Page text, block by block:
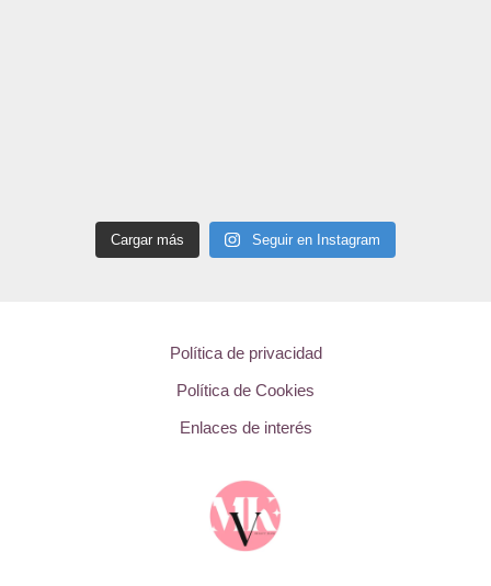
Cargar más Seguir en Instagram
Política de privacidad
Política de Cookies
Enlaces de interés